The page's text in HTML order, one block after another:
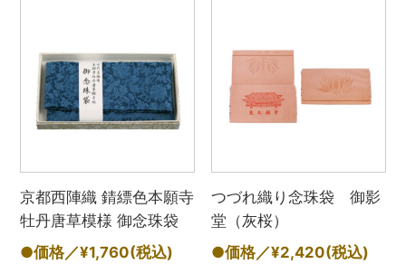
京都西陣織 錆縹色本願寺
牡丹唐草模様 御念珠袋
●価格／¥1,760(税込)
つづれ織り念珠袋 御影
堂（灰桜）
●価格／¥2,420(税込)